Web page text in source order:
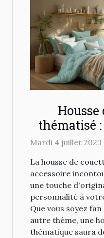
Housse
thématisé :
avoir
Mardi 4 juillet 2023
La housse de
accessoire
une touche
personnalité à
Que vous soyez
autre thème, une
thématique saura